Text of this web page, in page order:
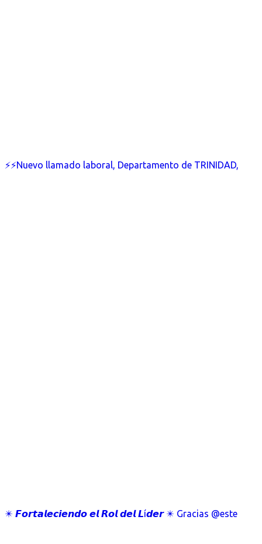
⚡⚡Nuevo llamado laboral, Departamento de TRINIDAD,
✴️ 𝙁𝙤𝙧𝙩𝙖𝙡𝙚𝙘𝙞𝙚𝙣𝙙𝙤 𝙚𝙡 𝙍𝙤𝙡 𝙙𝙚𝙡 𝙇í𝙙𝙚𝙧 ✴️ Gracias @este